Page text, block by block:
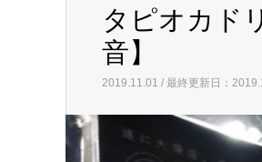
タピオカド
音】
2019.11.01 / 最終更新日：